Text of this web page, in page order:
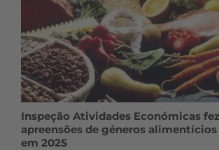
Inspeção Atividades Económicas
apreensões de géneros alimentícios
em 2025